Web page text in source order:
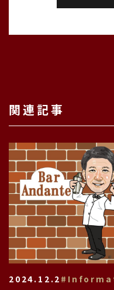
関連記事
2024.12.2